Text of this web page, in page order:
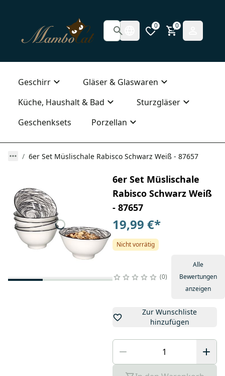
0 0
Geschirr
Gläser & Glaswaren
Küche, Haushalt & Bad
Sturzgläser
Geschenksets
Porzellan
6er Set Müslischale Rabisco Schwarz Weiß - 87657
6er Set Müslischale
Rabisco Schwarz Weiß
- 87657
19,99 €*
Nicht vorrätig
0
Alle
Bewertungen
anzeigen
Zur Wunschliste
hinzufügen